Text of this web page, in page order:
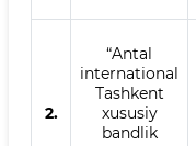
2.
“Antal
international
Tashkent
xususiy
bandlik